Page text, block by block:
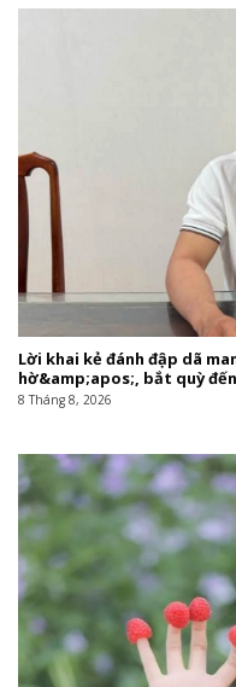
Lời khai kẻ đánh đập dã
hờ&amp;apos;, bắt quỳ
8 Tháng 8, 2026